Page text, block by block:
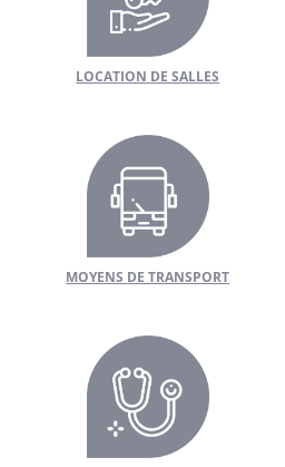
LOCATION DE SALLES
MOYENS DE TRANSPORT